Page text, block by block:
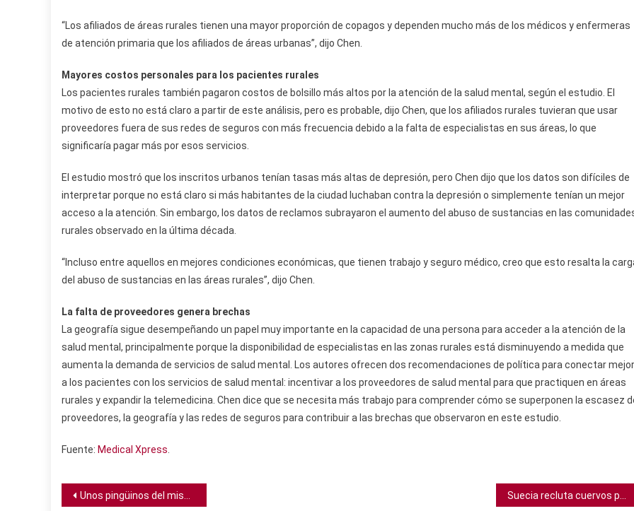
“Los afiliados de áreas rurales tienen una mayor proporción de copagos y dependen mucho más de los médicos y enfermeras
de atención primaria que los afiliados de áreas urbanas”, dijo Chen.
Mayores costos personales para los pacientes rurales
Los pacientes rurales también pagaron costos de bolsillo más altos por la atención de la salud mental, según el estudio. El
motivo de esto no está claro a partir de este análisis, pero es probable, dijo Chen, que los afiliados rurales tuvieran que usar
proveedores fuera de sus redes de seguros con más frecuencia debido a la falta de especialistas en sus áreas, lo que
significaría pagar más por esos servicios.
El estudio mostró que los inscritos urbanos tenían tasas más altas de depresión, pero Chen dijo que los datos son difíciles de
interpretar porque no está claro si más habitantes de la ciudad luchaban contra la depresión o simplemente tenían un mejor
acceso a la atención. Sin embargo, los datos de reclamos subrayaron el aumento del abuso de sustancias en las
rurales observado en la última década.
“Incluso entre aquellos en mejores condiciones económicas, que tienen trabajo y seguro médico, creo que esto resalta la
del abuso de sustancias en las áreas rurales”, dijo Chen.
La falta de proveedores genera brechas
La geografía sigue desempeñando un papel muy importante en la capacidad de una persona para acceder a la atención de la
salud mental, principalmente porque la disponibilidad de especialistas en las zonas rurales está disminuyendo a medida que
aumenta la demanda de servicios de salud mental. Los autores ofrecen dos recomendaciones de política para conectar mejor
a los pacientes con los servicios de salud mental: incentivar a los proveedores de salud mental para que practiquen en áreas
rurales y expandir la telemedicina. Chen dice que se necesita más trabajo para comprender cómo se superponen la escasez
proveedores, la geografía y las redes de seguros para contribuir a las brechas que observaron en este estudio.
Fuente: Medical Xpress
Navegación
Unos pingüinos del mismo sexo incuban sus primeros polluelos en el zoológico de Nueva York